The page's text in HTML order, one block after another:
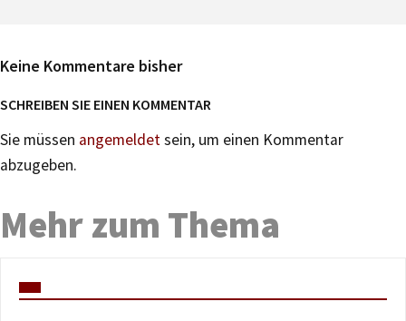
Keine Kommentare bisher
SCHREIBEN SIE EINEN KOMMENTAR
Sie müssen angemeldetsein, um einen Kommentar
abzugeben.
Mehr zum Thema